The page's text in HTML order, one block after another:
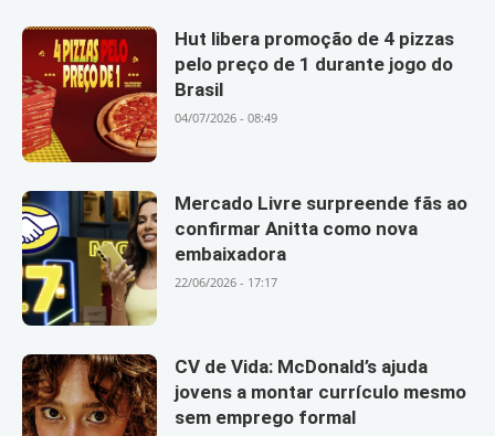
Hut libera promoção de 4 pizzas
pelo preço de 1 durante jogo do
Brasil
04/07/2026 - 08:49
Mercado Livre surpreende fãs ao
confirmar Anitta como nova
embaixadora
22/06/2026 - 17:17
CV de Vida: McDonald’s ajuda
jovens a montar currículo mesmo
sem emprego formal